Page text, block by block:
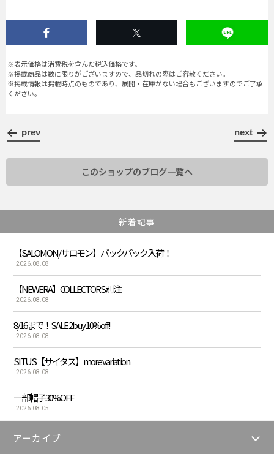
※表示価格は消費税を含んだ税込価格です。
※掲載商品は数に限りがございますので、品切れの際はご容赦ください。
※掲載情報は掲載時点のものであり、展開・在庫がない場合もございますのでご了承
ください。
prev next
このショップのブログ一覧へ
新着記事
【SALOMON/サロモン】バックパック入荷！
2026.08.08
【NEWERA】COLLECTORS別注
2026.08.08
8/16まで！SALE 2buy 10%off!
2026.08.08
SITUS【サイタス】more variation
2026.08.08
一部帽子30%OFF
2026.08.05
アーカイブ